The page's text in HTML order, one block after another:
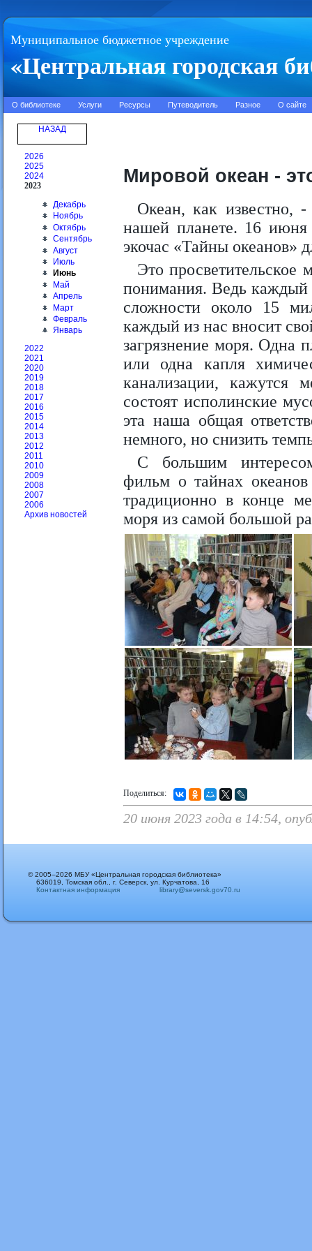
Муниципальное бюджетное учреждение
«Центральная городская
О библиотеке Услуги Ресурсы Путеводитель Разное О сайте
НАЗАД
2026
2025
2024
2023
Декабрь
Ноябрь
Октябрь
Сентябрь
Август
Июль
Июнь
Май
Апрель
Март
Февраль
Январь
2022
2021
2020
2019
2018
2017
2016
2015
2014
2013
2012
2011
2010
2009
2008
2007
2006
Архив новостей
Мировой океан -
Океан, как известно,
нашей планете. 16
экочас «Тайны океанов»
Это просветительское
понимания. Ведь каждый
сложности около 15
каждый из нас вносит
загрязнение моря. Одна
или одна капля
канализации, кажутся
состоят исполинские
эта наша общая
немного, но снизить
С большим
фильм о тайнах
традиционно в конце
моря из самой большой
Поделиться:
20 июня 2023 года в 14:54,
© 2005–2026 МБУ «Центральная городская библиотека»
636019, Томская обл., г. Северск, ул. Курчатова, 16
Контактная информация
library@seversk.gov70.ru